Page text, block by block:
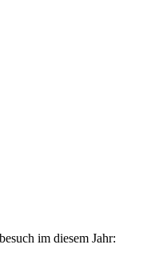
im diesem Jahr: